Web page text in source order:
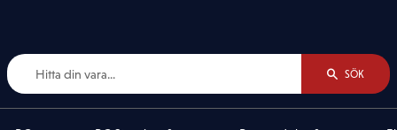
SÖK